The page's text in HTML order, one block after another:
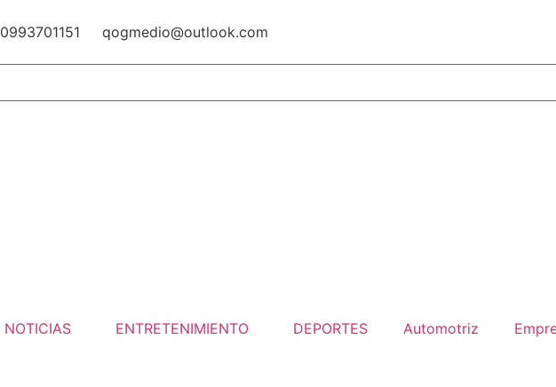
0993701151 qogmedio@outlook.com
NOTICIAS ENTRETENIMIENTO DEPORTES Automotriz